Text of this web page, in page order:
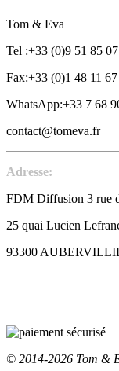
Tom & Eva
Tel :+33 (0)9 51 85
Fax:+33 (0)1 48 11
WhatsApp:+33 7 68
contact@tomeva.fr
Adresse:
FDM Diffusion 3 rue
25 quai Lucien
93300
© 2014-2026 Tom &